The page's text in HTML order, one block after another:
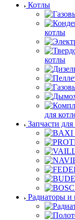
Котлы
котлы
котлы
для
Запчасти для
Радиаторы и